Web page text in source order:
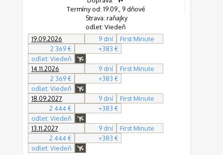
Termíny od: 19.09., 9 dňové
Strava: raňajky
odlet: Viedeň
19.09.2026
9 dní
First Minute
2 369 €
+383 €
odlet: Viedeň
14.11.2026
9 dní
First Minute
2 369 €
+383 €
odlet: Viedeň
18.09.2027
9 dní
First Minute
2 444 €
+383 €
odlet: Viedeň
13.11.2027
9 dní
First Minute
2 444 €
+383 €
odlet: Viedeň